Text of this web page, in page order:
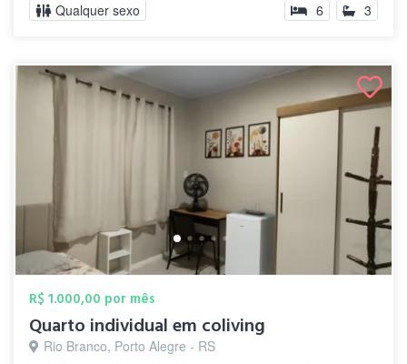
Qualquer sexo 6 3
R$ 1.000,00 por mês
Quarto individual em coliving
Rio Branco, Porto Alegre - RS